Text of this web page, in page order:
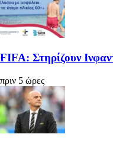
FIFA: Στηρίζουν
πριν 5 ώρες